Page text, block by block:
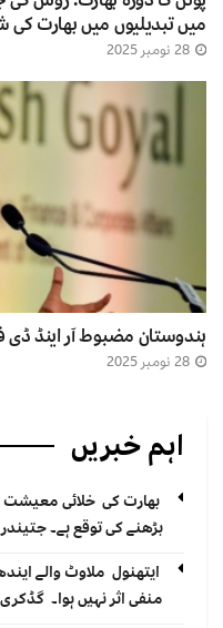
میں تبدیلیوں میں بھارت
ہندوستان مضبوط آر اینڈ ڈی
اہم خبریں
بڑھنے کی توقع ہے۔
ایتھنول ملاوٹ والے
منفی اثر نہیں ہوا۔ گڈکری